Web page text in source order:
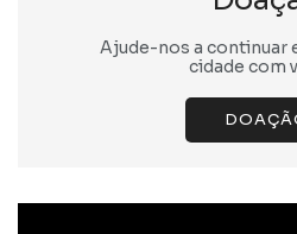
Ajude-nos a continuar
cidade com